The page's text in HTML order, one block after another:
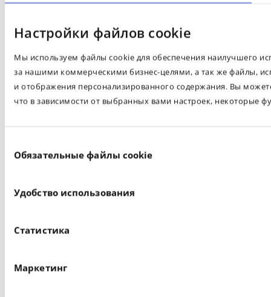
Настройки файлов cookie
Мы используем файлы cookie для обеспечения наилучшего
за нашими коммерческими бизнес-целями, а так же файлы,
и отображения персонализированного содержания. Вы
что в зависимости от выбранных вами настроек, некоторые
согласия
Обязательные файлы cookie
Удобство использования
Статистика
Маркетинг